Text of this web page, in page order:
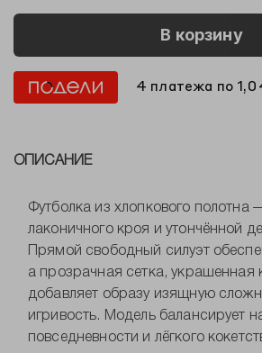
В корзину
4 платежа по
ОПИСАНИЕ
Футболка из хлопкового полотна
лаконичного кроя и утончённой
Прямой свободный силуэт
а прозрачная сетка, украшенная
добавляет образу изящную
игривость. Модель балансирует
повседневности и лёгкого